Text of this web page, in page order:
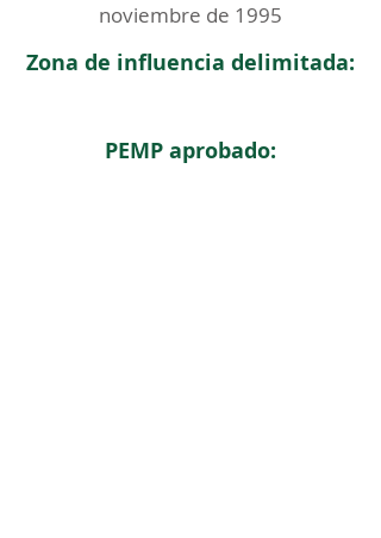
noviembre de 1995
Zona de influencia delimitada:
PEMP aprobado: